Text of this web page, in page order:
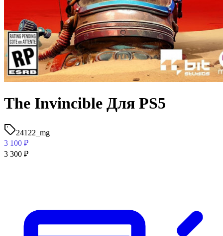
The Invincible Для PS5
24122_mg
3 100 ₽
3 300 ₽